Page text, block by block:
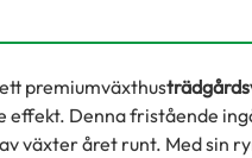
premiumväxthus
Denna fristående
växter året runt. Med sin